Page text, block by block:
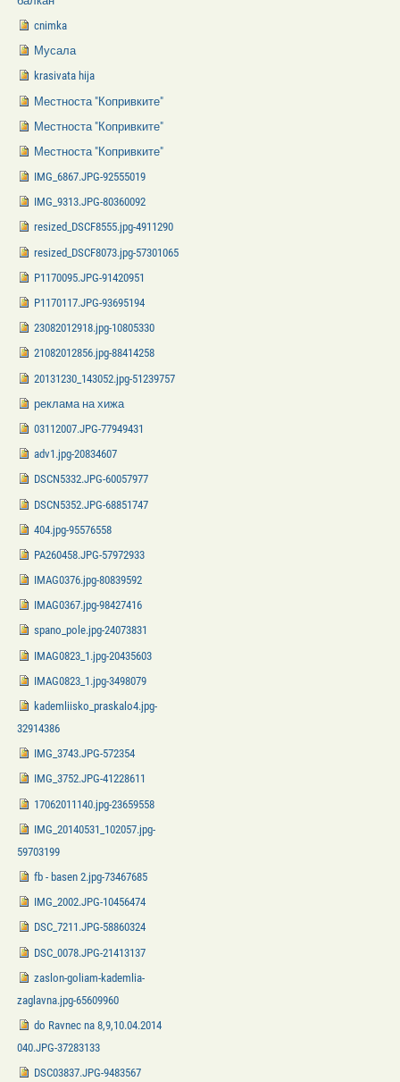
cnimka
Мусала
krasivata hija
Местноста "Копривките"
Местноста "Копривките"
Местноста "Копривките"
IMG_6867.JPG-92555019
IMG_9313.JPG-80360092
resized_DSCF8555.jpg-4911290
resized_DSCF8073.jpg-57301065
P1170095.JPG-91420951
P1170117.JPG-93695194
23082012918.jpg-10805330
21082012856.jpg-88414258
20131230_143052.jpg-51239757
реклама на хижа
03112007.JPG-77949431
adv1.jpg-20834607
DSCN5332.JPG-60057977
DSCN5352.JPG-68851747
404.jpg-95576558
PA260458.JPG-57972933
IMAG0376.jpg-80839592
IMAG0367.jpg-98427416
spano_pole.jpg-24073831
IMAG0823_1.jpg-20435603
IMAG0823_1.jpg-3498079
kademliisko_praskalo4.jpg-
32914386
IMG_3743.JPG-572354
IMG_3752.JPG-41228611
17062011140.jpg-23659558
IMG_20140531_102057.jpg-
59703199
fb - basen 2.jpg-73467685
IMG_2002.JPG-10456474
DSC_7211.JPG-58860324
DSC_0078.JPG-21413137
zaslon-goliam-kademlia-
zaglavna.jpg-65609960
do Ravnec na 8,9,10.04.2014
040.JPG-37283133
DSC03837.JPG-9483567